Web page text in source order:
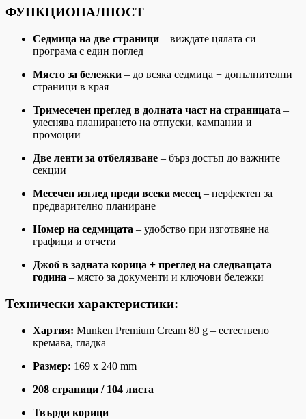
ФУНКЦИОНАЛНОСТ
Седмица на две страници – виждате цялата си
програма с един поглед
Място за бележки – до всяка седмица + допълнителни
страници в края
Тримесечен преглед в долната част на страницата –
улеснява планирането на отпуски, кампании и
промоции
Две ленти за отбелязване – бърз достъп до важните
секции
Месечен изглед преди всеки месец – перфектен за
предварително планиране
Номер на седмицата – удобство при изготвяне на
графици и отчети
Джоб в задната корица + преглед на следващата
година – място за документи и ключови бележки
Технически характеристики:
Хартия: Munken Premium Cream 80 g – естествено
кремава, гладка
Размер: 169 x 240 mm
208 страници / 104 листа
Твърди корици